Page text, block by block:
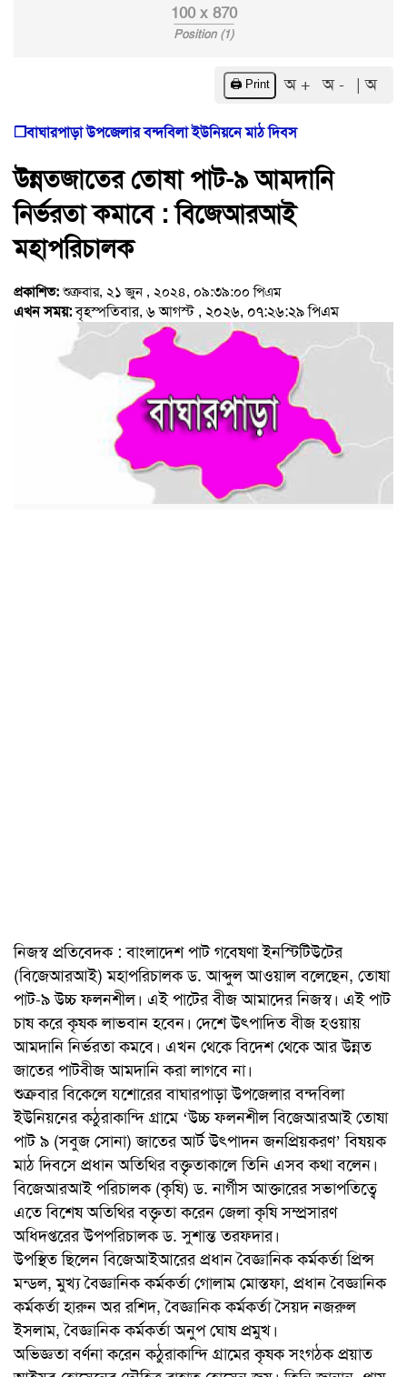
100 x 870
Position (1)
🖨️ Print অ + অ - | অ
❒বাঘারপাড়া উপজেলার বন্দবিলা ইউনিয়নে মাঠ দিবস
উন্নতজাতের তোষা পাট-৯ আমদানি
নির্ভরতা কমাবে : বিজেআরআই
মহাপরিচালক
প্রকাশিত: শুক্রবার, ২১ জুন , ২০২৪, ০৯:৩৯:০০ পিএম
এখন সময়:বৃহস্পতিবার, ৬ আগস্ট , ২০২৬, ০৭:২৬:২৯ পিএম
নিজস্ব প্রতিবেদক : বাংলাদেশ পাট গবেষণা ইনস্টিটিউটের
(বিজেআরআই) মহাপরিচালক ড. আব্দুল আওয়াল বলেছেন, তোষা
পাট-৯ উচ্চ ফলনশীল। এই পাটের বীজ আমাদের নিজস্ব। এই পাট
চাষ করে কৃষক লাভবান হবেন। দেশে উৎপাদিত বীজ হওয়ায়
আমদানি নির্ভরতা কমবে। এখন থেকে বিদেশ থেকে আর উন্নত
জাতের পাটবীজ আমদানি করা লাগবে না।
শুক্রবার বিকেলে যশোরের বাঘারপাড়া উপজেলার বন্দবিলা
ইউনিয়নের কঠুরাকান্দি গ্রামে ‘উচ্চ ফলনশীল বিজেআরআই তোষা
পাট ৯ (সবুজ সোনা) জাতের আর্ট উৎপাদন জনপ্রিয়করণ’ বিষয়ক
মাঠ দিবসে প্রধান অতিথির বক্তৃতাকালে তিনি এসব কথা বলেন।
বিজেআরআই পরিচালক (কৃষি) ড. নার্গীস আক্তারের সভাপতিত্বে
এতে বিশেষ অতিথির বক্তৃতা করেন জেলা কৃষি সম্প্রসারণ
অধিদপ্তরের উপপরিচালক ড. সুশান্ত তরফদার।
উপস্থিত ছিলেন বিজেআইআরের প্রধান বৈজ্ঞানিক কর্মকর্তা প্রিন্স
মন্ডল, মুখ্য বৈজ্ঞানিক কর্মকর্তা গোলাম মোস্তফা, প্রধান বৈজ্ঞানিক
কর্মকর্তা হারুন অর রশিদ, বৈজ্ঞানিক কর্মকর্তা সৈয়দ নজরুল
ইসলাম, বৈজ্ঞানিক কর্মকর্তা অনুপ ঘোষ প্রমুখ।
অভিজ্ঞতা বর্ণনা করেন কঠুরাকান্দি গ্রামের কৃষক সংগঠক প্রয়াত